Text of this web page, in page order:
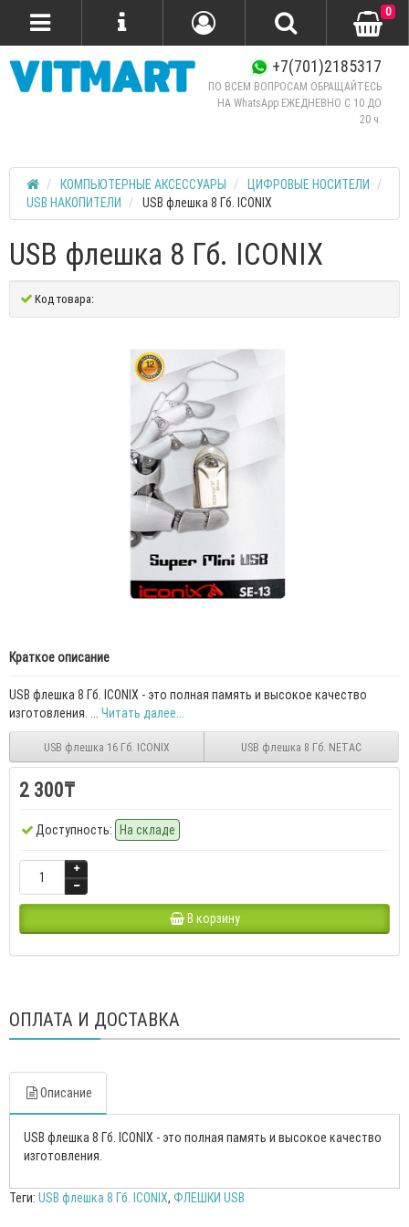
+7(701)2185317
ПО ВСЕМ ВОПРОСАМ ОБРАЩАЙТЕСЬ
НА WhatsApp ЕЖЕДНЕВНО C 10 ДО
20 ч.
0
КОМПЬЮТЕРНЫЕ АКСЕССУАРЫ
ЦИФРОВЫЕ НОСИТЕЛИ
USB НАКОПИТЕЛИ
USB флешка 8 Гб. ICONIX
USB флешка 8 Гб. ICONIX
Код товара:
Краткое описание
USB флешка 8 Гб. ICONIX - это полная память и высокое качество
изготовления. ... Читать далее...
USB флешка 16 Гб. ICONIX USB флешка 8 Гб. NETAC
2 300₸
Доступность: На складе
В корзину
ОПЛАТА И ДОСТАВКА
Описание
USB флешка 8 Гб. ICONIX - это полная память и высокое качество
изготовления.
Теги: USB флешка 8 Гб. ICONIX, ФЛЕШКИ USB